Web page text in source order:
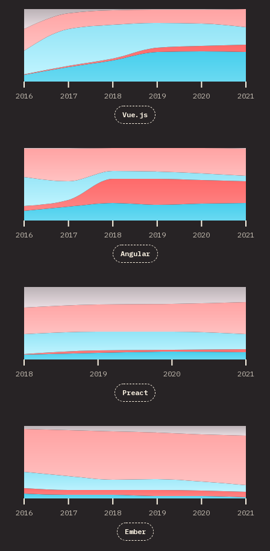
2016 2017 2018 2019 2020 2021
Vue.js
2016 2017 2018 2019 2020 2021
Angular
2018 2019 2020 2021
Preact
2016 2017 2018 2019 2020 2021
Ember